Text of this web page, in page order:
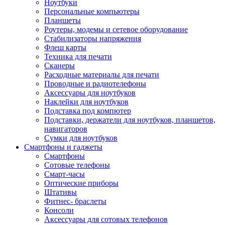
Ноутбуки
Персональные компьютеры
Планшеты
Роутеры, модемы и сетевое оборудование
Стабилизаторы напряжения
Флеш карты
Техника для печати
Сканеры
Расходные материалы для печати
Проводные и радиотелефоны
Аксессуары для ноутбуков
Наклейки для ноутбуков
Подставка под компютер
Подставки, держатели для ноутбуков, планшетов,
навигаторов
Сумки для ноутбуков
Смартфоны и гаджеты
Смартфоны
Сотовые телефоны
Смарт-часы
Оптические приборы
Штативы
Фитнес- браслеты
Консоли
Аксессуары для сотовых телефонов